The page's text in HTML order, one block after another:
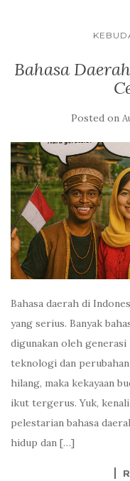
Bahasa
Posted on
Bahasa daerah di
yang serius. Banyak
digunakan oleh generasi
teknologi dan perubahan
hilang, maka kekayaan
ikut tergerus. Yuk, kenali
pelestarian bahasa
hidup dan […]